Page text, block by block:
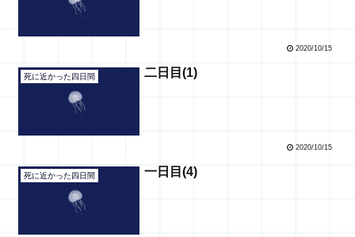
2020/10/15
死に近かった四日間 二日目(1)
2020/10/15
死に近かった四日間 一日目(4)